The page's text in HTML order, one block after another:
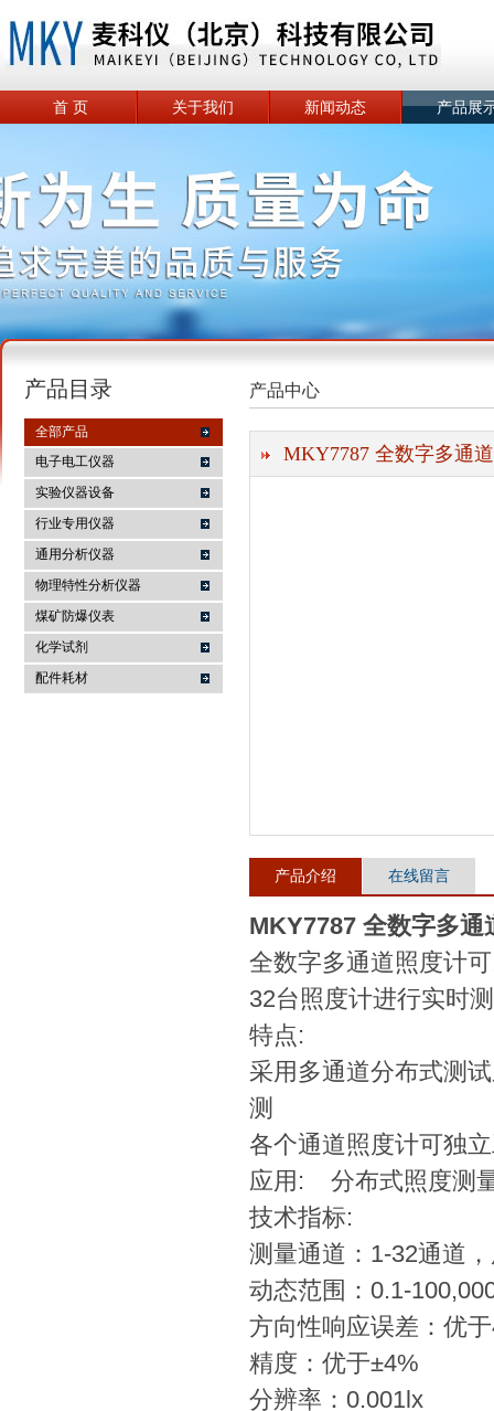
麦科仪（北京）科技有限公司
首 页 关于我们 新闻动态 产品展
产品目录
全部产品
电子电工仪器
实验仪器设备
行业专用仪器
通用分析仪器
物理特性分析仪器
煤矿防爆仪表
化学试剂
配件耗材
产品中心
MKY7787 全数字多通
产品介绍 在线留言
MKY7787 全数字多通
全数字多通道照度计
32台照度计进行实时
特点:
采用多通道分布式测
测
各个通道照度计可独
应用: 分布式照度测
技术指标:
测量通道：1-32通道
动态范围：0.1-
方向性响应误差：优
精度：优于±4%
分辨率：0.001lx